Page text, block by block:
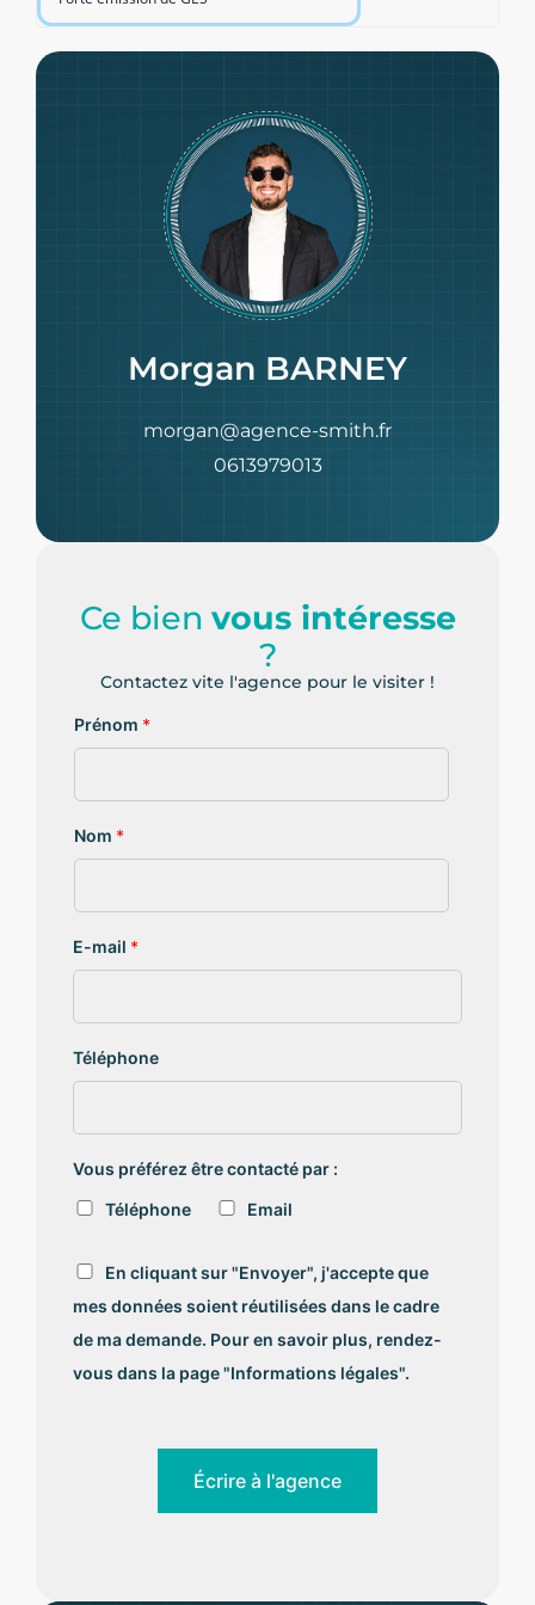
Morgan BARNEY
morgan@agence-smith.fr
0613979013
Ce bien vous intéresse
?
Contactez vite l'agence pour le visiter !
Prénom *
Nom *
E-mail *
Téléphone
Vous préférez être contacté par :
Téléphone
Email
R
G
P
D
*
En cliquant sur "Envoyer", j'accepte que
mes données soient réutilisées dans le cadre
de ma demande. Pour en savoir plus, rendez-
vous dans la page "Informations légales".
Écrire à l'agence